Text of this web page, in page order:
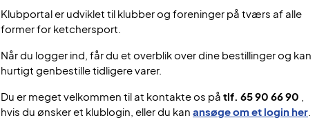
Klubportal er udviklet til klubber og foreninger på tværs af alle
former for ketchersport.
Når du logger ind, får du et overblik over dine bestillinger og kan
hurtigt genbestille tidligere varer.
Du er meget velkommen til at kontakte os på tlf. 65 90 66 90
hvis du ønsker et klublogin, eller du kan ansøge om et login her